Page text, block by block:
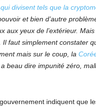
divisent tels que la
et bien d’autre
aux yeux de l’extérieur.
faut simplement constater
mais sur le coup, la
beau dire impunité zéro,
indiquent que